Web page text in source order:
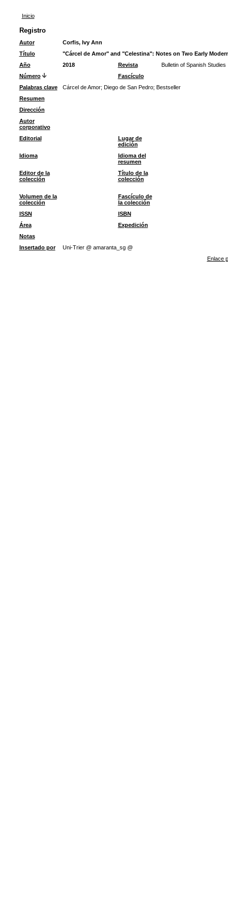
Inicio
Registro
Autor
Corfis, Ivy Ann
Título
"Cárcel de Amor" and "Celestina": Notes on Two Early
Año
2018 Revista
Bulletin of Spanish Studies
Número
Fascículo
Palabras clave
Cárcel de Amor; Diego de San Pedro; Bestseller
Resumen
Dirección
Autor
corporativo
Editorial
Lugar de
edición
Idioma
Idioma del
resumen
Editor de la
colección
Título de la
colección
Volumen de la
colección
Fascículo de
la colección
ISSN
ISBN
Área
Expedición
Notas
Insertado por
Uni-Trier @ amaranta_sg @
Enlace